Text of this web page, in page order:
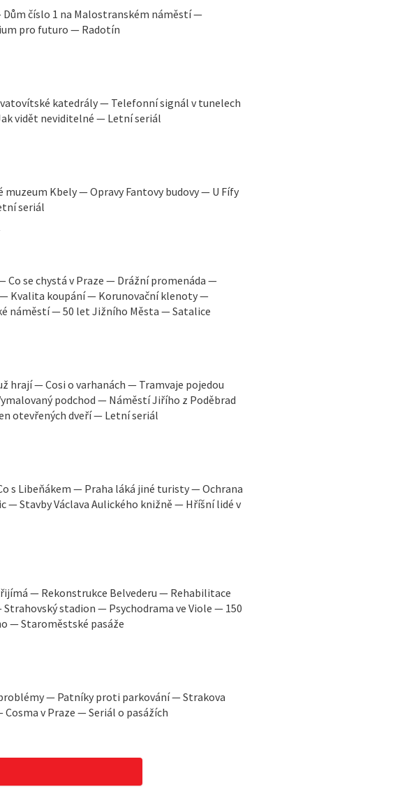
číslo 1 na Malostranském náměstí —
pro futuro — Radotín
katedrály — Telefonní signál v tunelech
vidět neviditelné — Letní seriál
Kbely — Opravy Fantovy budovy — U Fífy
seriál
Co se chystá v Praze — Drážní promenáda —
Kvalita koupání — Korunovační klenoty —
náměstí — 50 let Jižního Města — Satalice
hrají — Cosi o varhanách — Tramvaje pojedou
podchod — Náměstí Jiřího z Poděbrad
otevřených dveří — Letní seriál
s Libeňákem — Praha láká jiné turisty — Ochrana
— Stavby Václava Aulického knižně — Hříšní lidé v
— Rekonstrukce Belvederu — Rehabilitace
stadion — Psychodrama ve Viole — 150
— Staroměstské pasáže
— Patníky proti parkování — Strakova
v Praze — Seriál o pasážích